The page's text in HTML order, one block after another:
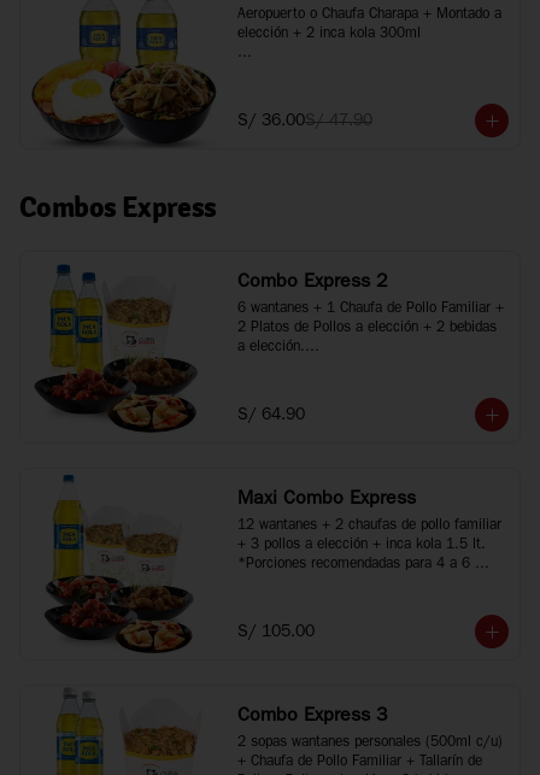
Aeropuerto o Chaufa Charapa + Montado a
elección + 2 inca kola 300ml
S/ 36.00S/ 47.90
Combos Express
Combo Express 2
6 wantanes + 1 Chaufa de Pollo Familiar +
2 Platos de Pollos a elección + 2 bebidas
a elección.
*Imágenes referenciales
S/ 64.90
Maxi Combo Express
12 wantanes + 2 chaufas de pollo familiar
+ 3 pollos a elección + inca kola 1.5 lt.
*Porciones recomendadas para 4 a 6
S/ 105.00
Combo Express 3
2 sopas wantanes personales (500ml c/u)
+ Chaufa de Pollo Familiar + Tallarín de